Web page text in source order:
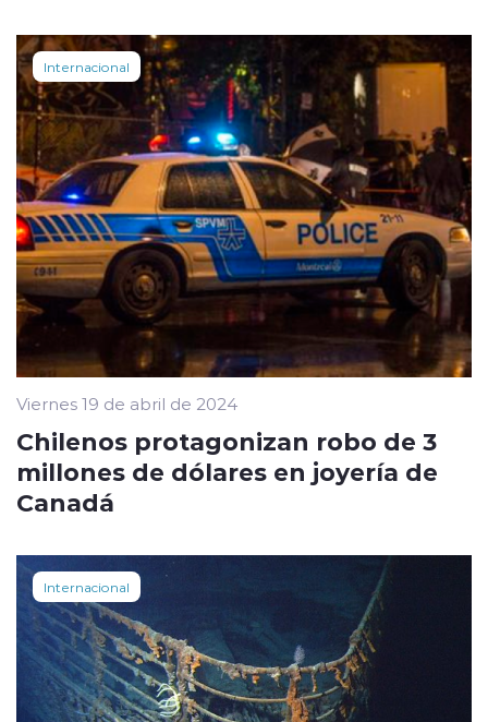
Internacional
Viernes 19 de abril de 2024
Chilenos protagonizan robo de 3
millones de dólares en joyería de
Canadá
Internacional